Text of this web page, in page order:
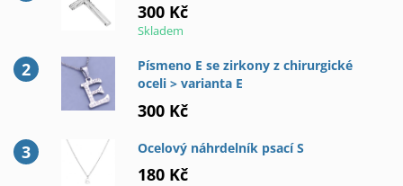
300 Kč
Skladem
Písmeno E se zirkony z chirurgické
oceli > varianta E
300 Kč
Ocelový náhrdelník psací S
180 Kč